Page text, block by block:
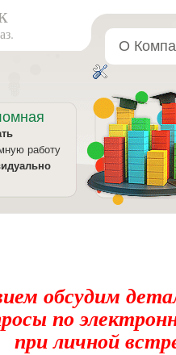
О
работу
обсудим
по
при личной